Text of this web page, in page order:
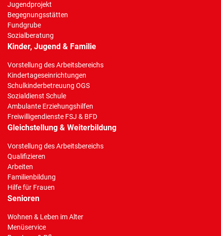
Jugendprojekt
Begegnungsstätten
Fundgrube
Sozialberatung
Kinder, Jugend & Familie
Vorstellung des Arbeitsbereichs
Kindertageseinrichtungen
Schulkinderbetreuung OGS
Sozialdienst Schule
Ambulante Erziehungshilfen
Freiwilligendienste FSJ & BFD
Gleichstellung & Weiterbildung
Vorstellung des Arbeitsbereichs
Qualifizieren
Arbeiten
Familienbildung
Hilfe für Frauen
Senioren
Wohnen & Leben im Alter
Menüservice